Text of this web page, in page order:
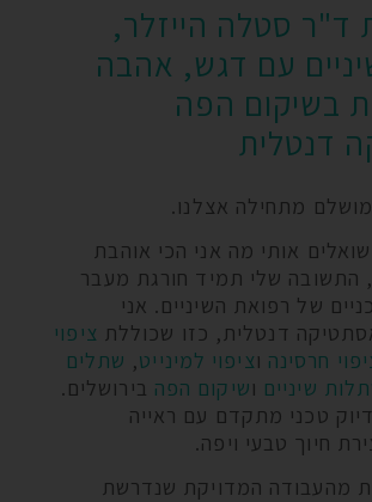
ד"ר סטלה הייזלר,
עם דגש, אהבה
בשיקום הפה
דנטלית
מתחילה אצלנו.
אותי מה אני הכי אוהבת
התשובה שלי תמיד חורגת מעבר
של רפואת השיניים. אני
דנטלית, כזו שכוללתציפוי
חרסינהו ציפוי למינייט,שתלים
שינייםו שיקום הפהבירושלים.
טכני מתקדם עם ראייה
חיוך טבעי ויפה.
מהעבודה המדויקת שנדרשת